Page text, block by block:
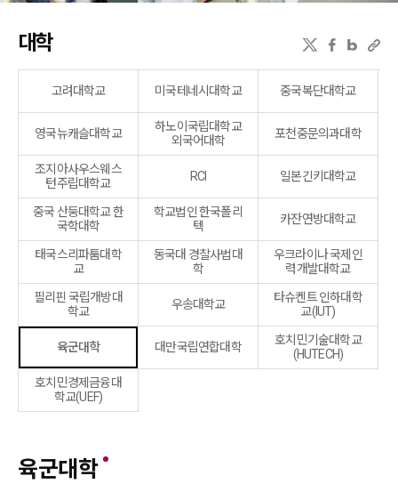
대학
고려대학교 미국테네시대학교 중국복단대학교
영국뉴캐슬대학교
하노이국립대학교
외국어대학
포천중문의과대학
조지아사우스웨스
턴주립대학교
RCI 일본긴키대학교
중국 산둥대학교 한
국학대학
학교법인 한국폴리
텍
카잔연방대학교
태국스리파툼대학
교
동국대 경찰사법대
학
우크라이나 국제인
력개발대학교
필리핀 국립개방대
학교
우송대학교
타슈켄트 인하대학
교(IUT)
육군대학 대만국립연합대학
호치민기술대학교
(HUTECH)
호치민경제금융대
학교(UEF)
육군대학